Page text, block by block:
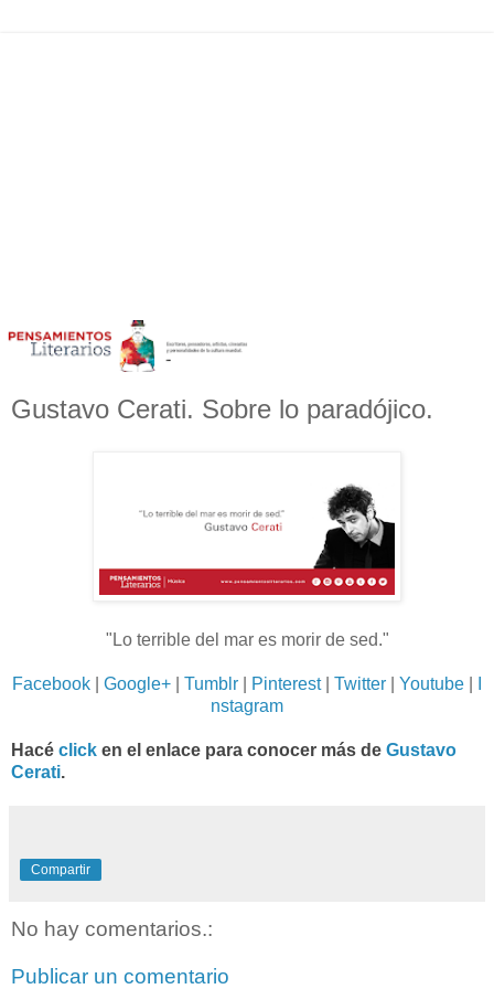
Gustavo Cerati. Sobre lo paradójico.
"Lo terrible del mar es morir de sed."
Facebook Google+ Tumblr Pinterest| Twitter Youtube
nstagram
Hacé click en el enlace para conocer más de Gustavo
Cerati.
Compartir
No hay comentarios.:
Publicar un comentario